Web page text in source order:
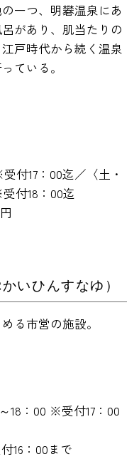
一つ、明礬温泉にあ
があり、肌当たりの
戸時代から続く温泉
ている。
付17：00迄／〈土・
付18：00迄
いひんすなゆ）
る市営の施設。
18：00 ※受付17：00
16：00まで